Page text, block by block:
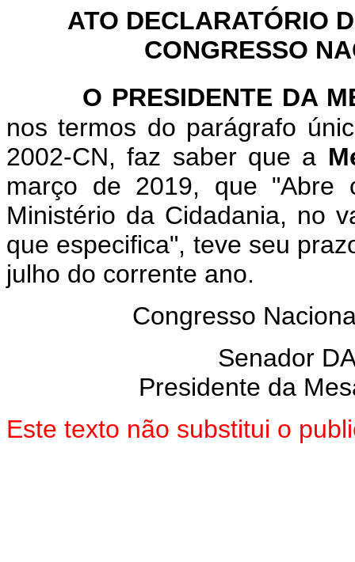
ATO DECLARATÓRIO
CONGRESSO
O PRESIDENTE DA
nos termos do parágrafo
2002-CN, faz saber que a
março de 2019, que "Abre
Ministério da Cidadania, no
que especifica", teve seu
julho do corrente ano.
Congresso
Senador
Presidente da
Este texto não substitui o